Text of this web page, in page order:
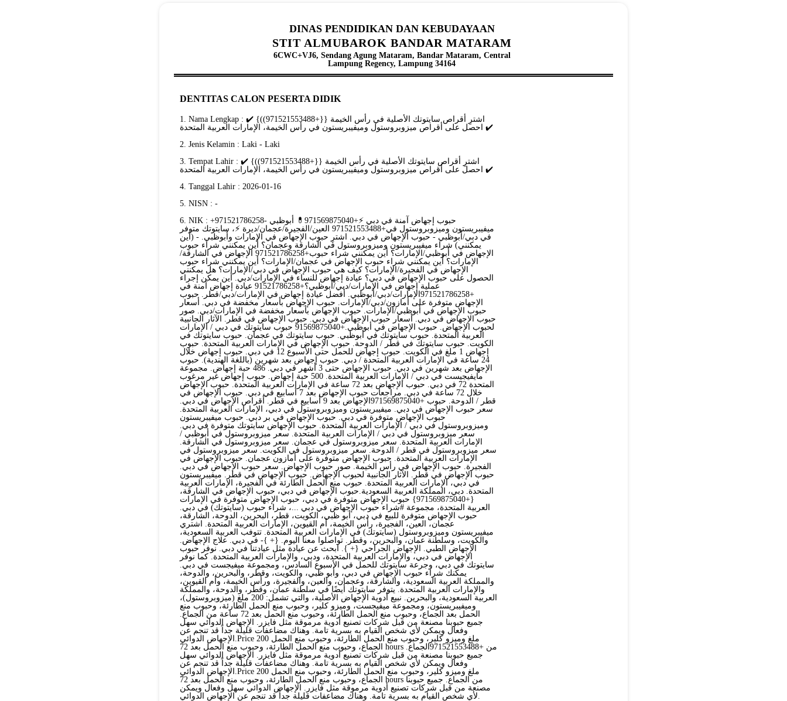
DINAS PENDIDIKAN DAN KEBUDAYAAN
STIT ALMUBAROK BANDAR MATARAM
6CWC+VJ6, Sendang Agung Mataram, Bandar Mataram, Central
Lampung Regency, Lampung 34164
DENTITAS CALON PESERTA DIDIK
1. Nama Lengkap : اشترِ أقراص سايتوتك الأصلية في رأس الخيمة {{+971521553488))} ✔️
احصل على أقراص ميزوبروستول وميفيبريستون في رأس الخيمة، الإمارات العربية المتحدة ✔️
2. Jenis Kelamin : Laki - Laki
3. Tempat Lahir : اشترِ أقراص سايتوتك الأصلية في رأس الخيمة {{+971521553488))} ✔️
احصل على أقراص ميزوبروستول وميفيبريستون في رأس الخيمة، الإمارات العربية المتحدة ✔️
4. Tanggal Lahir : 2026-01-16
5. NISN : -
6. NIK : +971521786258حبوب إجهاض آمنة في دبي ⚡+971569875040💊 أبوظبي -
ميفيبريستون وميزوبروستول في+971521553488 العين/الفجيرة/عجمان/ديرة ⚡، سايتوتك متوفر
في دبي/أبوظبي - حبوب الإجهاض في دبي. اشترِ حبوب الإجهاض في الإمارات وأبوظبي. - (أين
يمكنني) شراء ميفيبريستون وميزوبروستول في الشارقة وعجمان؟ أين يمكنني شراء حبوب
الإجهاض في أبوظبي/الإمارات؟ أين يمكنني شراء حبوب+971521786258 الإجهاض في الشارقة/
الإمارات؟ أين يمكنني شراء حبوب الإجهاض في عجمان/الإمارات؟ أين يمكنني شراء حبوب
الإجهاض في الفجيرة/الإمارات؟ كيف هي حبوب الإجهاض في دبي/الإمارات؟ هل يمكنني
الحصول على حبوب الإجهاض في دبي؟ عيادة إجهاض للنساء في الإمارات/دبي. أين يمكن إجراء
عملية إجهاض في الإمارات/دبي/أبوظبي؟+91521786258 عيادة إجهاض آمنة في
+971521786258الإمارات/دبي/أبوظبي. أفضل عيادة إجهاض في الإمارات/دبي/قطر. حبوب
الإجهاض متوفرة على أمازون/دبي/الإمارات. حبوب الإجهاض بأسعار مخفضة في دبي. أسعار
حبوب الإجهاض في أبوظبي/الإمارات. حبوب الإجهاض بأسعار مخفضة في الإمارات/دبي. صور
حبوب الإجهاض في دبي. أسعار حبوب الإجهاض في دبي. حبوب الإجهاض في قطر. الآثار الجانبية
لحبوب الإجهاض. حبوب الإجهاض في أبوظبي.+91569875040 حبوب سايتوتك في دبي / الإمارات
العربية المتحدة. حبوب سايتوتك في أبوظبي. حبوب سايتوتك في عجمان. حبوب سايتوتك في
الكويت. حبوب سايتوتك في قطر / الدوحة. حبوب الإجهاض في الإمارات العربية المتحدة. حبوب
إجهاض 1 ملغ في الكويت. حبوب إجهاض للحمل حتى الأسبوع 12 في دبي. حبوب إجهاض خلال
24 ساعة في الإمارات العربية المتحدة / دبي. حبوب إجهاض بعد شهرين (باللغة الهندية). حبوب
الإجهاض بعد شهرين في دبي. حبوب الإجهاض حتى 3 أشهر في دبي. 486 حبة إجهاض. مجموعة
مايفيجيست في دبي / الإمارات العربية المتحدة. 500 حبة إجهاض. حبوب إجهاض غير مرغوب
المتحدة 72 في دبي. حبوب الإجهاض بعد 72 ساعة في الإمارات العربية المتحدة. حبوب الإجهاض
خلال 72 ساعة في دبي. مراجعات حبوب الإجهاض بعد 7 أسابيع في دبي. حبوب الإجهاض في
قطر / الدوحة. حبوب +971569875040الإجهاض بعد 9 أسابيع في قطر. أقراص الإجهاض في دبي.
سعر حبوب الإجهاض في دبي. ميفيبريستون وميزوبروستول في دبي، الإمارات العربية المتحدة.
حبوب الإجهاض متوفرة في دبي. حبوب الإجهاض في بر دبي. حبوب ميفيبريستون
وميزوبروستول في دبي / الإمارات العربية المتحدة. حبوب الإجهاض سايتوتك متوفرة في دبي.
سعر ميزوبروستول في دبي / الإمارات العربية المتحدة. سعر ميزوبروستول في أبوظبي /
الإمارات العربية المتحدة. سعر ميزوبروستول في عجمان. سعر ميزوبروستول في الشارقة.
سعر ميزوبروستول في قطر / الدوحة. سعر ميزوبروستول في الكويت. سعر ميزوبروستول في
الإمارات العربية المتحدة. حبوب الإجهاض متوفرة على أمازون عجمان. حبوب الإجهاض في
الفجيرة. حبوب الإجهاض في رأس الخيمة. صور حبوب الإجهاض. سعر حبوب الإجهاض في دبي.
حبوب الإجهاض في قطر. الآثار الجانبية لحبوب الإجهاض. حبوب الإجهاض في قطر. ميفيبريستون
في دبي، الإمارات العربية المتحدة. حبوب منع الحمل الطارئة في الفجيرة، الإمارات العربية
المتحدة. دبي، المملكة العربية السعودية.حبوب الإجهاض في دبي، حبوب الإجهاض في الشارقة،
{+971569875040} حبوب الإجهاض متوفرة في دبي، حبوب الإجهاض متوفرة في الإمارات
العربية المتحدة، مجموعة #شراء حبوب الإجهاض في دبي ...، شراء حبوب (سايتوتك) في دبي.
حبوب الإجهاض متوفرة للبيع في دبي، أبو ظبي، الكويت، قطر، البحرين، الدوحة، الشارقة،
عجمان، العين، الفجيرة، رأس الخيمة، أم القيوين، الإمارات العربية المتحدة. اشتري
ميفيبريستون وميزوبروستول (سايتوتك) في الإمارات العربية المتحدة. تتوفب العربية السعودية،
والكويت، وسلطنة عمان، والبحرين، وقطر. تواصلوا معنا اليوم. {+ }- في دبي. علاج الإجهاض.
الإجهاض الطبي. الإجهاض الجراحي {+ }. ابحث عن عيادة مثل عيادتنا في دبي. نوفر حبوب
الإجهاض في دبي، والإمارات العربية المتحدة، ودبي، والإمارات العربية المتحدة. كما نوفر
سايتوتك في دبي، وجرعة سايتوتك للحمل في الأسبوع السادس، ومجموعة ميفيجست في دبي.
يمكنك شراء حبوب الإجهاض في دبي، وأبو ظبي، والكويت، وقطر، والبحرين، والدوحة،
والمملكة العربية السعودية، والشارقة، وعجمان، والعين، والفجيرة، ورأس الخيمة، وأم القيوين،
والإمارات العربية المتحدة. يتوفر سايتوتك أيضًا في سلطنة عمان، وقطر، والدوحة، والمملكة
العربية السعودية، والبحرين. نبيع أدوية الإجهاض الأصلية، والتي تشمل: 200 ملغ (ميزوبروستول)،
وميفيبريستون، ومجموعة ميفيجست، وميزو كلير، وحبوب منع الحمل الطارئة، وحبوب منع
الحمل بعد الجماع، وحبوب منع الحمل الطارئة، وحبوب منع الحمل بعد 72 ساعة من الجماع.
جميع حبوبنا مصنعة من قبل شركات تصنيع أدوية مرموقة مثل فايزر. الإجهاض الدوائي سهل
وفعال ويمكن لأي شخص القيام به بسرية تامة. وهناك مضاعفات قليلة جداً قد تنجم عن
الإجهاض الدوائي.Price 200 ملغ وميزو كلير، وحبوب منع الحمل الطارئة، وحبوب منع الحمل
الجماع، وحبوب منع الحمل الطارئة، وحبوب منع الحمل بعد 72 hours من +971521553488الجماع.
جميع حبوبنا مصنعة من قبل شركات تصنيع أدوية مرموقة مثل فايزر. الإجهاض الدوائي سهل
وفعال ويمكن لأي شخص القيام به بسرية تامة. وهناك مضاعفات قليلة جداً قد تنجم عن
الإجهاض الدوائي.Price 200 ملغ وميزو كلير، وحبوب منع الحمل الطارئة، وحبوب منع الحمل
الجماع، وحبوب منع الحمل الطارئة، وحبوب منع الحمل بعد 72 hours من الجماع. جميع حبوبنا
مصنعة من قبل شركات تصنيع أدوية مرموقة مثل فايزر. الإجهاض الدوائي سهل وفعال ويمكن
لأي شخص القيام به بسرية تامة. وهناك مضاعفات قليلة جداً قد تنجم عن الإجهاض الدوائي.